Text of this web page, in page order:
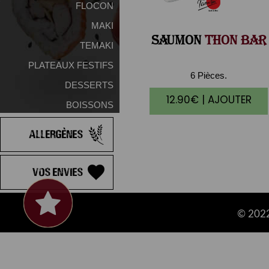
FLOCON
MAKI
TEMAKI
PLATEAUX FESTIFS
DESSERTS
BOISSONS
Allergènes
Vos Envies
SAUMONTHON BAR
6 Pièces.
12.90€ | AJOUTER
©